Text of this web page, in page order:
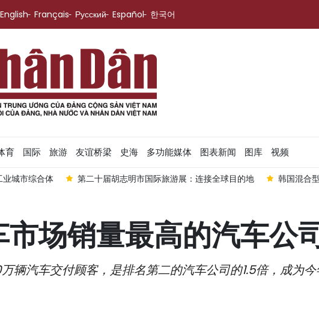
English Français Русский Español 한국어
育 国际 旅游 友谊桥梁 史海 多功能媒体 图表新闻 图库 视频
业城市综合体 第二十届胡志明市国际旅游展：连接全球目的地 韩国混合
场销量最高的汽车公
汽车交付顾客，是排名第二的汽车公司的1.5倍，成为